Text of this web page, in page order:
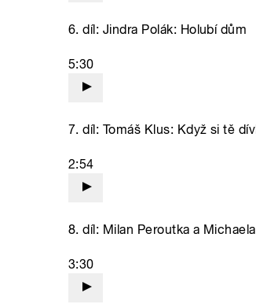
6. díl: Jindra Polák: Holubí dům
5:30
7. díl: Tomáš Klus: Když si tě
2:54
8. díl: Milan Peroutka a
3:30